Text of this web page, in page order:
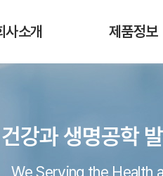
사소개 제품정보
강과 생명공학
We Serving the Health